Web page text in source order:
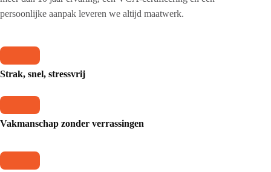
persoonlijke aanpak leveren we altijd maatwerk.
Strak, snel, stressvrij
Vakmanschap zonder verrassingen